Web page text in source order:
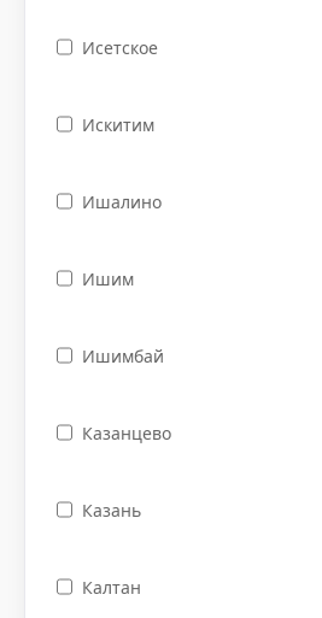
Исетское
Искитим
Ишалино
Ишим
Ишимбай
Казанцево
Казань
Калтан